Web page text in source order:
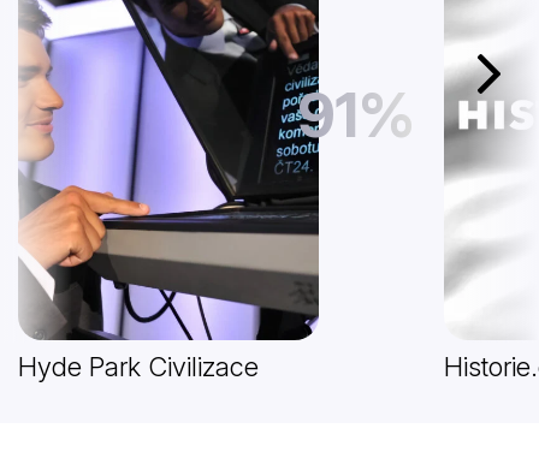
Další
91%
Hyde Park Civilizace